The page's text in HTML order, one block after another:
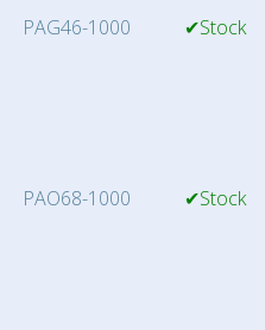
PAG46-1000 ✔Stock
PAO68-1000 ✔Stock